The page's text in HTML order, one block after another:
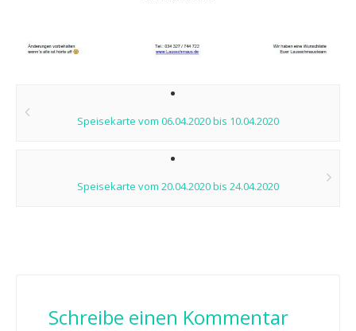
navigationSpeisekarte vom 06.04.2020 bis 10.04.2020
Speisekarte vom 20.04.2020 bis 24.04.2020
Schreibe einen Kommentar